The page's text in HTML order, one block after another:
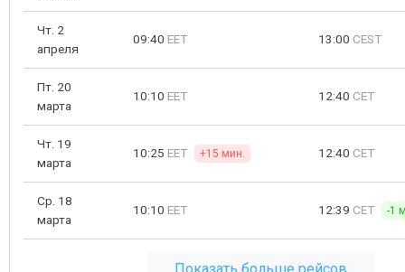
Чт. 2
апреля
09:40 EET 13:00 CEST
Пт. 20
марта
10:10 EET 12:40 CET
Чт. 19
марта
10:25 EET +15 мин. 12:40 CET
Ср. 18
марта
10:10 EET 12:39 CET -1